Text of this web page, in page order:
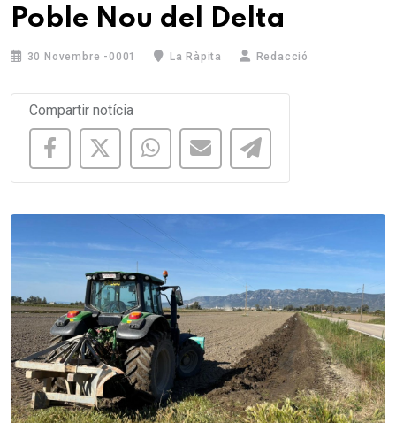
Poble Nou del Delta
30 Novembre -0001 La Ràpita Redacció
Compartir notícia